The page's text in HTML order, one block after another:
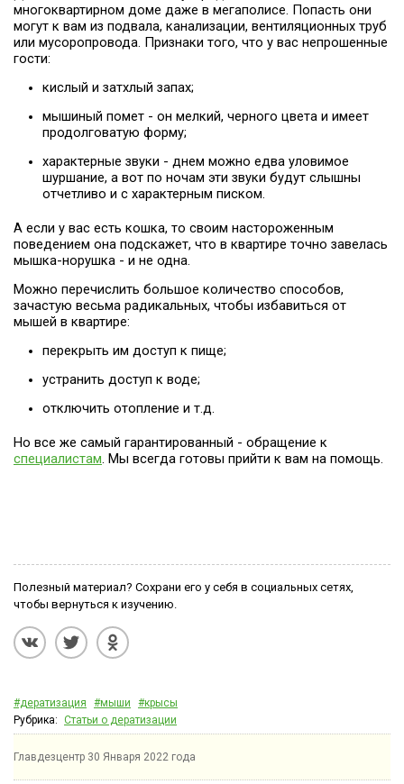
многоквартирном доме даже в мегаполисе. Попасть они
могут к вам из подвала, канализации, вентиляционных труб
или мусоропровода. Признаки того, что у вас непрошенные
гости:
кислый и затхлый запах;
мышиный помет - он мелкий, черного цвета и имеет
продолговатую форму;
характерные звуки - днем можно едва уловимое
шуршание, а вот по ночам эти звуки будут слышны
отчетливо и с характерным писком.
А если у вас есть кошка, то своим настороженным
поведением она подскажет, что в квартире точно завелась
мышка-норушка - и не одна.
Можно перечислить большое количество способов,
зачастую весьма радикальных, чтобы избавиться от
мышей в квартире:
перекрыть им доступ к пище;
устранить доступ к воде;
отключить отопление и т.д.
Но все же самый гарантированный - обращение к
специалистам. Мы всегда готовы прийти к вам на помощь.
Полезный материал? Сохрани его у себя в социальных сетях,
чтобы вернуться к изучению.
#дератизация #мыши
#крысы
Рубрика: Статьи о дератизации
Главдезцентр 30 Января 2022 года